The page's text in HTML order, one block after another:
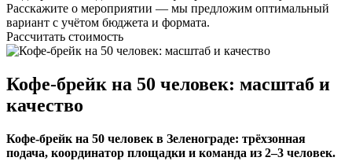
Расскажите о мероприятии — мы предложим оптимальный
вариант с учётом бюджета и формата.
Рассчитать стоимость
Кофе-брейк на 50 человек: масштаб и
качество
Кофе-брейк на 50 человек в Зеленограде: трёхзонная
подача, координатор площадки и команда из 2–3 человек.